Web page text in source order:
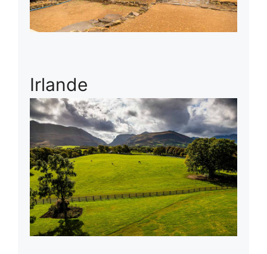
Irlande